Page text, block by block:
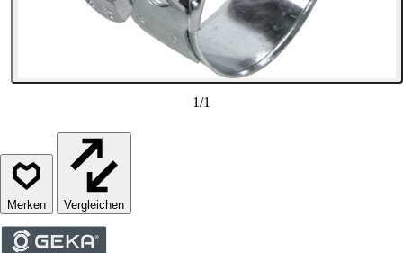
1/1
Vergleichen